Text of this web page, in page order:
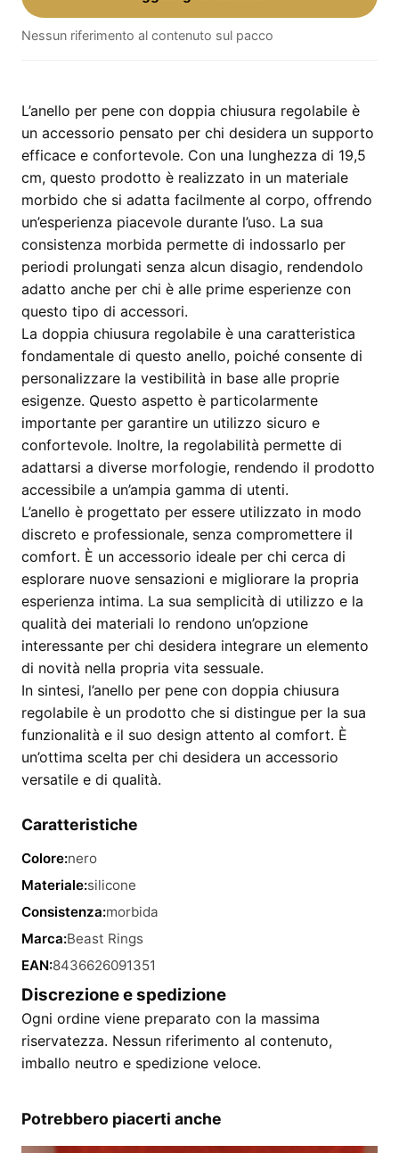
Con
–
19,5
cm
quantità
Nessun riferimento al contenuto sul pacco
L’anello per pene con doppia chiusura regolabile è
un accessorio pensato per chi desidera un supporto
efficace e confortevole. Con una lunghezza di 19,5
cm, questo prodotto è realizzato in un materiale
morbido che si adatta facilmente al corpo, offrendo
un’esperienza piacevole durante l’uso. La sua
consistenza morbida permette di indossarlo per
periodi prolungati senza alcun disagio, rendendolo
adatto anche per chi è alle prime esperienze con
questo tipo di accessori.
La doppia chiusura regolabile è una caratteristica
fondamentale di questo anello, poiché consente di
personalizzare la vestibilità in base alle proprie
esigenze. Questo aspetto è particolarmente
importante per garantire un utilizzo sicuro e
confortevole. Inoltre, la regolabilità permette di
adattarsi a diverse morfologie, rendendo il prodotto
accessibile a un’ampia gamma di utenti.
L’anello è progettato per essere utilizzato in modo
discreto e professionale, senza compromettere il
comfort. È un accessorio ideale per chi cerca di
esplorare nuove sensazioni e migliorare la propria
esperienza intima. La sua semplicità di utilizzo e la
qualità dei materiali lo rendono un’opzione
interessante per chi desidera integrare un elemento
di novità nella propria vita sessuale.
In sintesi, l’anello per pene con doppia chiusura
regolabile è un prodotto che si distingue per la sua
funzionalità e il suo design attento al comfort. È
un’ottima scelta per chi desidera un accessorio
versatile e di qualità.
Caratteristiche
Colore:nero
Materiale:silicone
Consistenza:morbida
Marca:Beast Rings
EAN:8436626091351
Discrezione e spedizione
Ogni ordine viene preparato con la massima
riservatezza. Nessun riferimento al contenuto,
imballo neutro e spedizione veloce.
Potrebbero piacerti anche